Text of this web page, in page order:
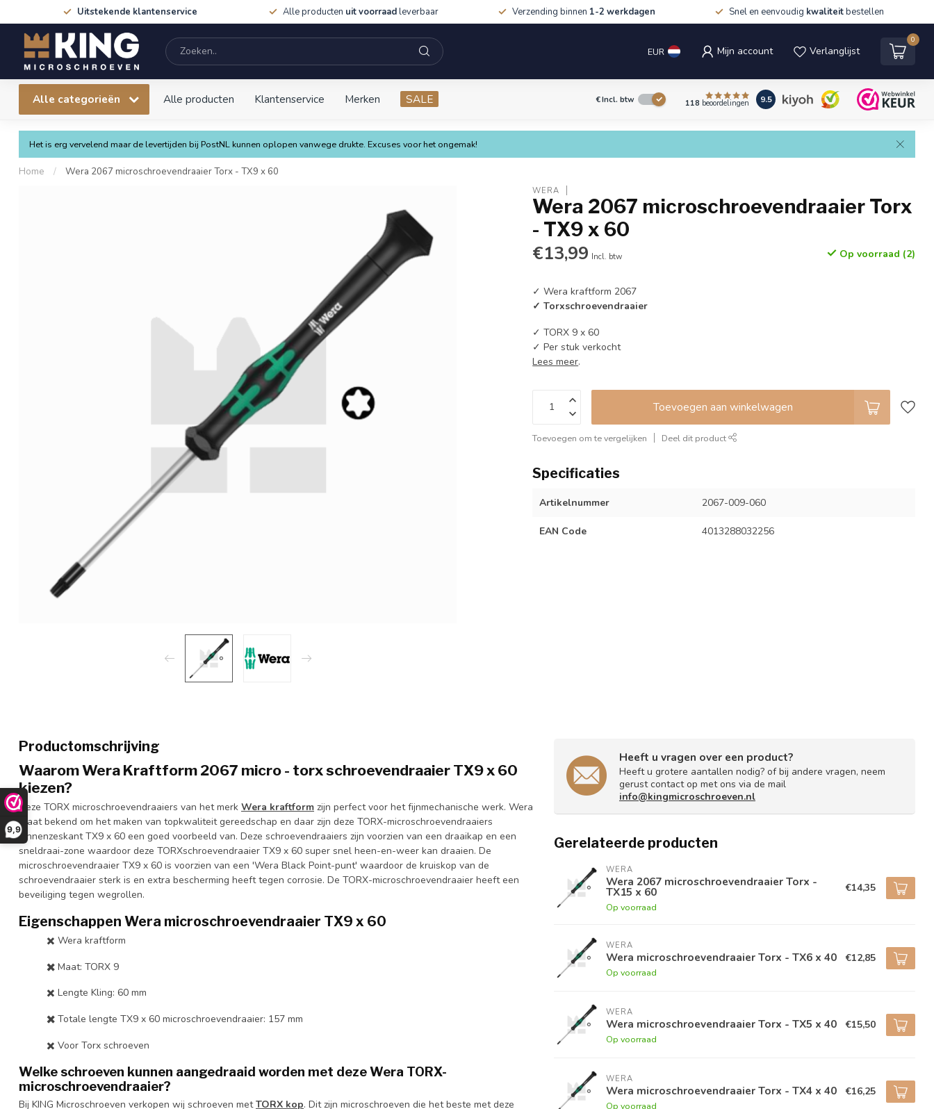
9,9
Uitstekende klantenservice Alle producten uit voorraadleverbaar Verzending binnen 1-2 werkdagen Snel en eenvoudig kwaliteitbestellen
EUR Mijn account Verlanglijst
0
Alle categorieën Alle producten Klantenservice Merken SALE €Incl. btw 118 beoordelingen 9.5
Het is erg vervelend maar de levertijden bij PostNL kunnen oplopen vanwege drukte. Excuses voor het ongemak!
Home / Wera 2067 microschroevendraaier Torx - TX9 x 60
WERA
Wera 2067 microschroevendraaier Torx
- TX9 x 60
€13,99 Incl. btw Op voorraad (2)
✓ Wera kraftform 2067
✓ Torxschroevendraaier
✓ TORX 9 x 60
✓ Per stuk verkocht
Lees meer.
Toevoegen aan winkelwagen
Toevoegen om te vergelijken Deel dit product
Specificaties
Artikelnummer 2067-009-060
EAN Code 4013288032256
Productomschrijving
Waarom Wera Kraftform 2067 micro - torx schroevendraaier TX9 x 60
kiezen?
Deze TORX microschroevendraaiers van het merk Wera kraftform zijn perfect voor het fijnmechanische werk. Wera
staat bekend om het maken van topkwaliteit gereedschap en daar zijn deze TORX-microschroevendraaiers
binnenzeskant TX9 x 60 een goed voorbeeld van. Deze schroevendraaiers zijn voorzien van een draaikap en een
sneldraai-zone waardoor deze TORXschroevendraaier TX9 x 60 super snel heen-en-weer kan draaien. De
microschroevendraaier TX9 x 60 is voorzien van een 'Wera Black Point-punt' waardoor de kruiskop van de
schroevendraaier sterk is en extra bescherming heeft tegen corrosie. De TORX-microschroevendraaier heeft een
beveiliging tegen wegrollen.
Eigenschappen Wera microschroevendraaier TX9 x 60
✖️ Wera kraftform
✖️ Maat: TORX 9
✖️ Lengte Kling: 60 mm
✖️ Totale lengte TX9 x 60 microschroevendraaier: 157 mm
✖️ Voor Torx schroeven
Welke schroeven kunnen aangedraaid worden met deze Wera TORX-
microschroevendraaier?
Bij KING Microschroeven verkopen wij schroeven metTORX kop. Dit zijn microschroeven die het beste met deze
Heeft u vragen over een product?
Heeft u grotere aantallen nodig? of bij andere vragen, neem
gerust contact op met ons via de mail
info@kingmicroschroeven.nl
Gerelateerde producten
WERA
Wera 2067 microschroevendraaier Torx -
TX15 x 60
Op voorraad
€14,35
WERA
Wera microschroevendraaier Torx - TX6 x 40
Op voorraad
€12,85
WERA
Wera microschroevendraaier Torx - TX5 x 40
Op voorraad
€15,50
WERA
Wera microschroevendraaier Torx - TX4 x 40
Op voorraad
€16,25